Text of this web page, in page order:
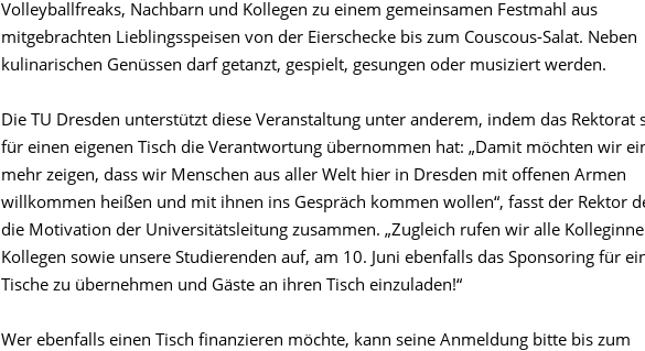
Volleyballfreaks, Nachbarn und Kollegen zu einem gemeinsamen Festmahl aus
mitgebrachten Lieblingsspeisen von der Eierschecke bis zum Couscous-Salat. Neben
kulinarischen Genüssen darf getanzt, gespielt, gesungen oder musiziert werden.
Die TU Dresden unterstützt diese Veranstaltung unter anderem, indem das Rektorat
für einen eigenen Tisch die Verantwortung übernommen hat: „Damit möchten wir
mehr zeigen, dass wir Menschen aus aller Welt hier in Dresden mit offenen Armen
willkommen heißen und mit ihnen ins Gespräch kommen wollen“, fasst der Rektor
die Motivation der Universitätsleitung zusammen. „Zugleich rufen wir alle
Kollegen sowie unsere Studierenden auf, am 10. Juni ebenfalls das Sponsoring für
Tische zu übernehmen und Gäste an ihren Tisch einzuladen!“
Wer ebenfalls einen Tisch finanzieren möchte, kann seine Anmeldung bitte bis zum